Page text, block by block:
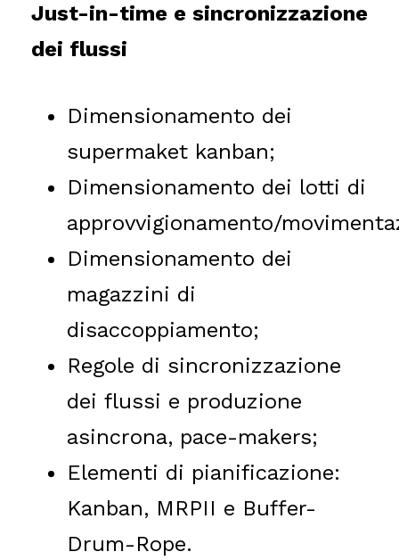
Just-in-time e sincronizzazione
dei flussi
Dimensionamento dei
supermaket kanban;
Dimensionamento dei lotti di
approvvigionamento/
Dimensionamento dei
magazzini di
disaccoppiamento;
Regole di sincronizzazione
dei flussi e produzione
asincrona, pace-makers;
Elementi di pianificazione:
Kanban, MRPII e Buffer-
Drum-Rope.